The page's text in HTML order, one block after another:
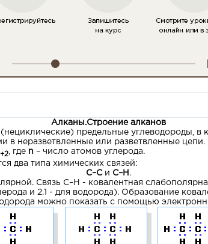
Алканы.Строение алканов
предельные углеводороды,
в неразветвленные или разветвленные цепи.
+2 , где n – число атомов углерода.
два типа химических связей:
С–Си С–Н .
Связь С–Н - ковалентная
и 2.1 - для водорода). Образование
можно показать с помощью